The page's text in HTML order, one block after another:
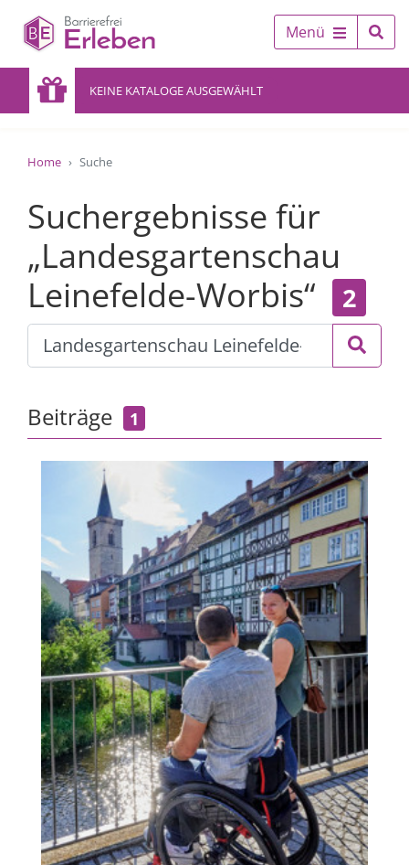
Menü
KEINE KATALOGE AUSGEWÄHLT
Home Suche
Suchergebnisse für
„Landesgartenschau
Leinefelde-Worbis“
2
Beiträge 1